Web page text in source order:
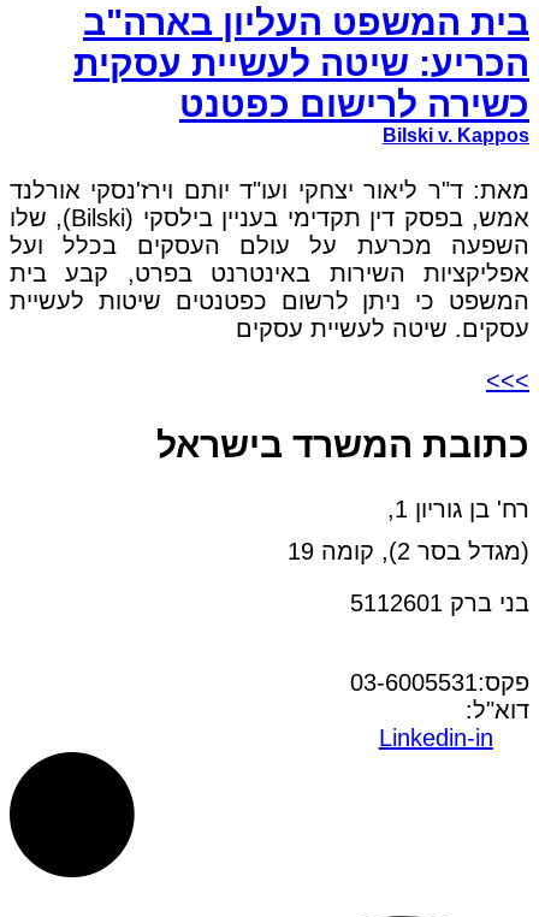
בית המשפט העליון בארה"ב
הכריע: שיטה לעשיית עסקית
כשירה לרישום כפטנט
Bilski v. Kappos
מאת: ד"ר ליאור יצחקי ועו"ד יותם וירז'נסקי אורלנד
אמש, בפסק דין תקדימי בעניין בילסקי (Bilski), שלו
השפעה מכרעת על עולם העסקים בכלל ועל
אפליקציות השירות באינטרנט בפרט, קבע בית
המשפט כי ניתן לרשום כפטנטים שיטות לעשיית
עסקים. שיטה לעשיית עסקים
>>>
כתובת המשרד בישראל
רח' בן גוריון 1,
(מגדל בסר 2), קומה 19
בני ברק 5112601
פקס:03-6005531
דוא"ל:
Linkedin-in